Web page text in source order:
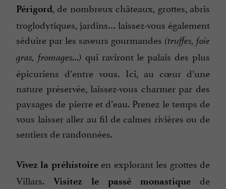
Périgord, de nombreux châteaux, grottes, abris
troglodytiques, jardins… laissez-vous également
séduire par les saveurs gourmandes (truffes, foie
gras, fromages…) qui raviront le palais des plus
épicuriens d’entre vous. Ici, au cœur d’une
nature préservée, laissez-vous charmer par des
paysages de pierre et d’eau. Prenez le temps de
vous laisser aller au fil de calmes rivières ou de
sentiers de randonnées.
Vivez la préhistoireen explorant les grottes de
Villars.
Visitez le passé monastique
de